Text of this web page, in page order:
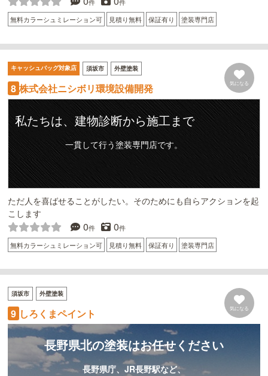
件 件
無料カラーシュミレーション可 見積り無料 保証有り 塗装専門店
キャッシュバッグ対象店 須坂市 外壁塗装
8 株式会社ニシボリ環境設備開発 気になる
私たちは、建物診断から施工まで
一貫して行う塗装専門店です。
ただ人を喜ばせることがしたい。そのためにも自らアクションを起
こします
0件 0件
無料カラーシュミレーション可 見積り無料 保証有り 塗装専門店
須坂市 外壁塗装
9 しろくまペイント 気になる
長野県北の塗装はお任せください
長野県庁、JR長野駅など、